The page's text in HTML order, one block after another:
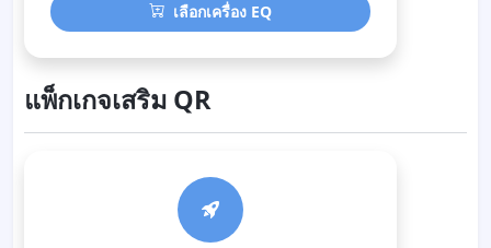
เลือกเครื่อง EQ
แพ็กเกจเสริม QR